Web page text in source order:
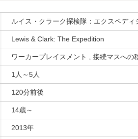
ルイス・クラーク探検隊：エクスペディ
Lewis & Clark: The Expedition
ワーカープレイスメント , 接続マスへの
1人～5人
120分前後
14歳～
2013年